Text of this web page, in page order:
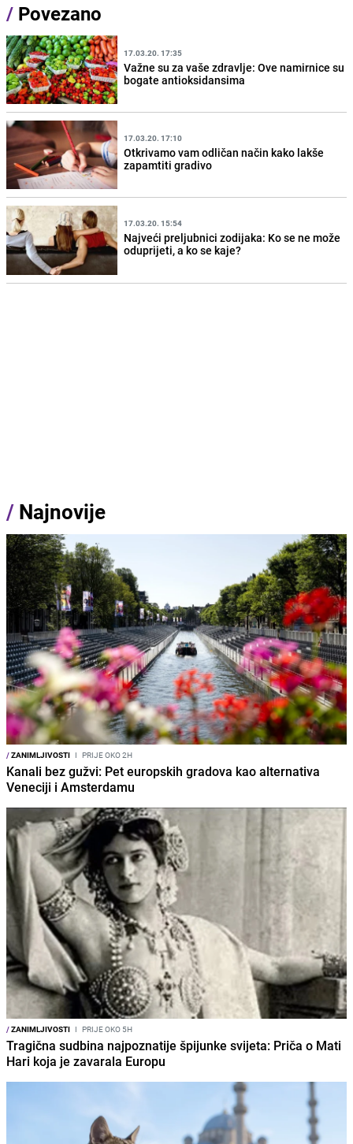
/ Povezano
17.03.20. 17:35
Važne su za vaše zdravlje: Ove namirnice su
bogate antioksidansima
17.03.20. 17:10
Otkrivamo vam odličan način kako lakše
zapamtiti gradivo
17.03.20. 15:54
Najveći preljubnici zodijaka: Ko se ne može
oduprijeti, a ko se kaje?
/ Najnovije
/ZANIMLJIVOSTI I PRIJE OKO 2H
Kanali bez gužvi: Pet europskih gradova kao alternativa
Veneciji i Amsterdamu
/ZANIMLJIVOSTI I PRIJE OKO 5H
Tragična sudbina najpoznatije špijunke svijeta: Priča o Mati
Hari koja je zavarala Europu